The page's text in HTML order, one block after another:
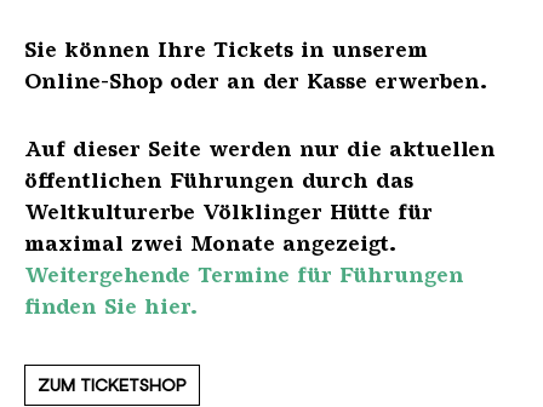
Sie können Ihre Tickets in unserem
Online-Shop oder an der Kasse erwerben.
Auf dieser Seite werden nur die aktuellen
öffentlichen Führungen durch das
Weltkulturerbe Völklinger Hütte für
maximal zwei Monate angezeigt.
Weitergehende Termine für Führungen
finden Sie hier.
ZUM TICKETSHOP